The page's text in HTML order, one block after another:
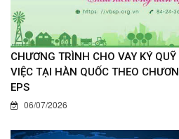
CHƯƠNG TRÌNH CHO VAY KÝ
VIỆC TẠI HÀN QUỐC THEO
EPS
06/07/2026